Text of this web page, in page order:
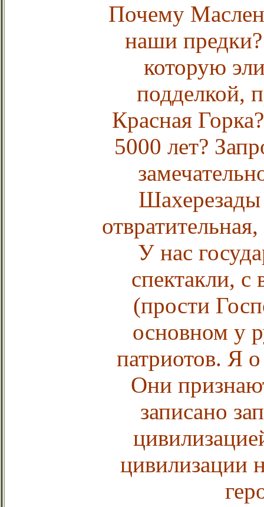
Почему
наши
которую
подделкой,
Красная
5000 лет?
Шахерезады
У нас
спектакли,
(прости
основном у
патриотов. Я
Они
записано
цивилизации